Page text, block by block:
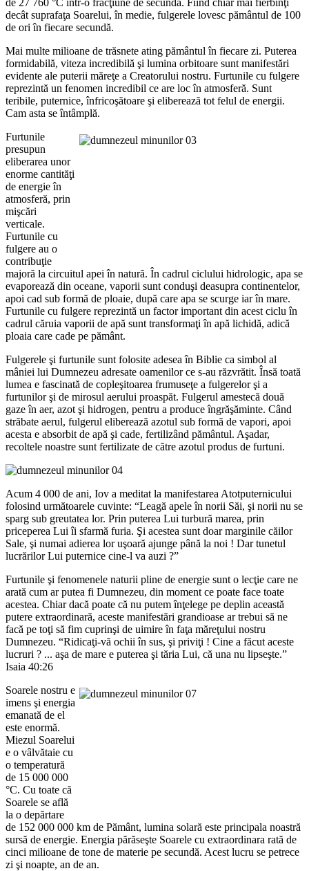
decât suprafaţa Soarelui, în medie, fulgerele lovesc pământul de 100
de ori în fiecare secundă.
Mai multe milioane de trăsnete ating pământul în fiecare zi. Puterea
formidabilă, viteza incredibilă şi lumina orbitoare sunt manifestări
evidente ale puterii măreţe a Creatorului nostru. Furtunile cu fulgere
reprezintă un fenomen incredibil ce are loc în atmosferă. Sunt
teribile, puternice, înfricoşătoare şi eliberează tot felul de energii.
Cam asta se întâmplă.
Furtunile
presupun
eliberarea unor
enorme cantităţi
de energie în
atmosferă, prin
mişcări
verticale.
Furtunile cu
fulgere au o
contribuţie
majoră la circuitul apei în natură. În cadrul ciclului hidrologic, apa se
evaporează din oceane, vaporii sunt conduşi deasupra continentelor,
apoi cad sub formă de ploaie, după care apa se scurge iar în mare.
Furtunile cu fulgere reprezintă un factor important din acest ciclu în
cadrul căruia vaporii de apă sunt transformaţi în apă lichidă, adică
ploaia care cade pe pământ.
Fulgerele şi furtunile sunt folosite adesea în Biblie ca simbol al
mâniei lui Dumnezeu adresate oamenilor ce s-au răzvrătit. Însă toată
lumea e fascinată de copleşitoarea frumuseţe a fulgerelor şi a
furtunilor şi de mirosul aerului proaspăt. Fulgerul amestecă două
gaze în aer, azot şi hidrogen, pentru a produce îngrăşăminte. Când
străbate aerul, fulgerul eliberează azotul sub formă de vapori, apoi
acesta e absorbit de apă şi cade, fertilizând pământul. Aşadar,
recoltele noastre sunt fertilizate de către azotul produs de furtuni.
Acum 4 000 de ani, Iov a meditat la manifestarea Atotputernicului
folosind următoarele cuvinte: “Leagă apele în norii Săi, şi norii nu se
sparg sub greutatea lor. Prin puterea Lui turbură marea, prin
priceperea Lui îi sfarmă furia. Şi acestea sunt doar marginile căilor
Sale, şi numai adierea lor uşoară ajunge până la noi ! Dar tunetul
lucrărilor Lui puternice cine-l va auzi ?”
Furtunile şi fenomenele naturii pline de energie sunt o lecţie care ne
arată cum ar putea fi Dumnezeu, din moment ce poate face toate
acestea. Chiar dacă poate că nu putem înţelege pe deplin această
putere extraordinară, aceste manifestări grandioase ar trebui să ne
facă pe toţi să fim cuprinşi de uimire în faţa măreţului nostru
Dumnezeu. “Ridicaţi-vă ochii în sus, şi priviţi ! Cine a făcut aceste
lucruri ? ... aşa de mare e puterea şi tăria Lui, că una nu lipseşte.”
Isaia 40:26
Soarele nostru e
imens şi energia
emanată de el
este enormă.
Miezul Soarelui
e o vâlvătaie cu
o temperatură
de 15 000 000
°C. Cu toate că
Soarele se află
la o depărtare
de 152 000 000 km de Pământ, lumina solară este principala noastră
sursă de energie. Energia părăseşte Soarele cu extraordinara rată de
cinci milioane de tone de materie pe secundă. Acest lucru se petrece
zi şi noapte, an de an.